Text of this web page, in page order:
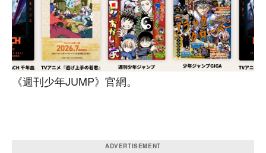
《週刊少年JUMP》官網。